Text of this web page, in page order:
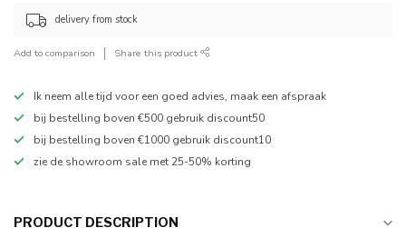
delivery from stock
Add to comparison Share this product
Ik neem alle tijd voor een goed advies, maak een afspraak
bij bestelling boven €500 gebruik discount50
bij bestelling boven €1000 gebruik discount10
zie de showroom sale met 25-50% korting
PRODUCT DESCRIPTION